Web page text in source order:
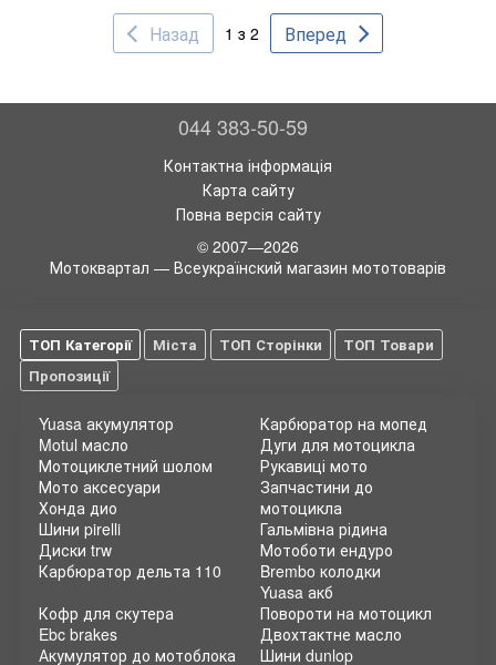
Назад 1 з 2 Вперед
044 383-50-59
Контактна інформація
Карта сайту
Повна версія сайту
© 2007—2026
Мотоквартал — Всеукраїнский магазин мототоварів
ТОП Категорії Міста ТОП Сторінки
ТОП Товари
Пропозиції
Yuasa акумулятор
Motul масло
Мотоциклетний шолом
Мото аксесуари
Хонда дио
Шини pirelli
Диски trw
Карбюратор дельта 110
Карбюратор на мопед
Дуги для мотоцикла
Рукавиці мото
Запчастини до
мотоцикла
Гальмівна рідина
Мотоботи ендуро
Brembo колодки
Yuasa акб
Кофр для скутера
Ebc brakes
Акумулятор до мотоблока
Повороти на мотоцикл
Двохтактне масло
Шини dunlop